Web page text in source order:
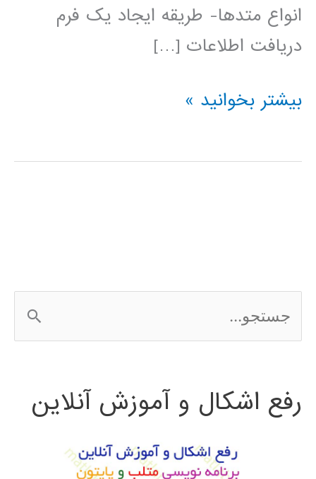
انواع متدها- طریقه ایجاد یک فرم
دریافت اطلاعات […]
فیلم
فارسی
بیشتر بخوانید »
س
ج
رفع اشکال و آموزش آنلاین